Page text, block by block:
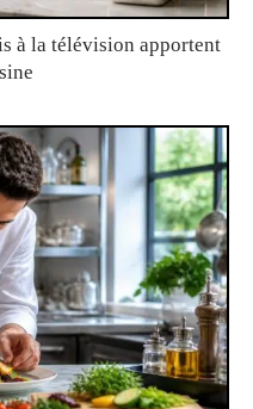
à la télévision apportent